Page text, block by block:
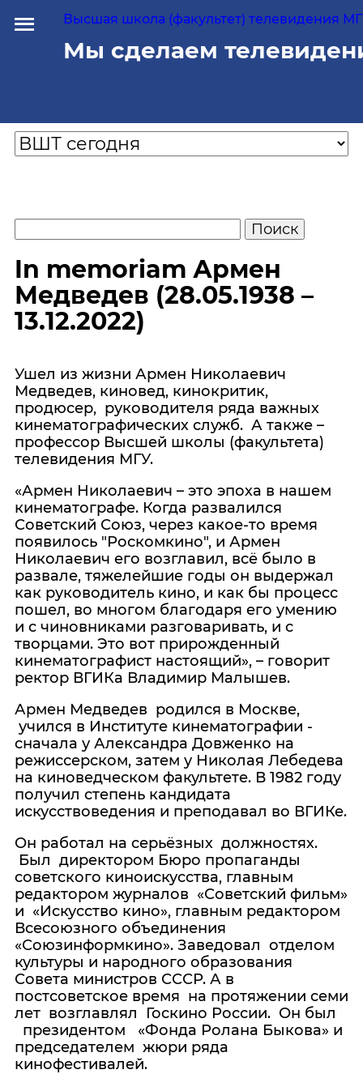
Высшая школа (факультет) телевидения
Мы сделаем
In memoriam Армен
Медведев (28.05.1938 –
13.12.2022)
Ушел из жизни Армен Николаевич
Медведев, киновед, кинокритик,
продюсер, руководителя ряда важных
кинематографических служб. А также –
профессор Высшей школы (факультета)
телевидения МГУ.
«Армен Николаевич – это эпоха в нашем
кинематографе. Когда развалился
Советский Союз, через какое-то время
появилось "Роскомкино", и Армен
Николаевич его возглавил, всё было в
развале, тяжелейшие годы он выдержал
как руководитель кино, и как бы процесс
пошел, во многом благодаря его умению
и с чиновниками разговаривать, и с
творцами. Это вот прирожденный
кинематографист настоящий», – говорит
ректор ВГИКа Владимир Малышев.
Армен Медведев родился в Москве,
учился в Институте кинематографии -
сначала у Александра Довженко на
режиссерском, затем у Николая Лебедева
на киноведческом факультете. В 1982 году
получил степень кандидата
искусствоведения и преподавал во ВГИКе.
Он работал на серьёзных должностях.
Был директором Бюро пропаганды
советского киноискусства, главным
редактором журналов «Советский фильм»
и «Искусство кино», главным редактором
Всесоюзного объединения
«Союзинформкино». Заведовал отделом
культуры и народного образования
Совета министров СССР. А в
постсоветское время на протяжении семи
лет возглавлял Госкино России. Он был
президентом «Фонда Ролана Быкова» и
председателем жюри ряда
кинофестивалей.